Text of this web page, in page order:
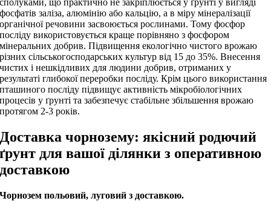
сполуками, що практично не закріплюється у ґрунті у вигляді
фосфатів заліза, алюмінію або кальцію, а в міру мінералізації
органічної речовини засвоюється рослинами. Тому фосфор
посліду використовується краще порівняно з фосфором
мінеральних добрив. Підвищення екологічно чистого врожаю
різних сільськогосподарських культур від 15 до 35%. Внесення
чистих і нешкідливих для людини добрив, отриманих у
результаті глибокої переробки посліду. Крім цього використання
пташиного посліду підвищує активність мікробіологічних
процесів у ґрунті та забезпечує стабільне збільшення врожаю
протягом 2-3 років.
Доставка чорнозему: якісний родючий
ґрунт для вашої ділянки з оперативною
доставкою
Чорнозем польовий, луговий з доставкою.